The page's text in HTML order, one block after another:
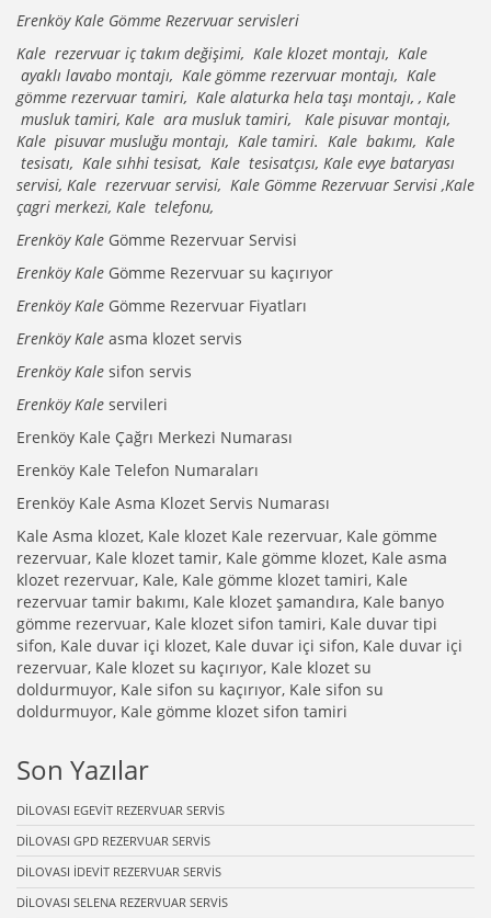
Erenköy Kale Gömme Rezervuar servisleri
Kale rezervuar iç takım değişimi, Kale klozet montajı, Kale
ayaklı lavabo montajı, Kale gömme rezervuar montajı, Kale
gömme rezervuar tamiri, Kale alaturka hela taşı montajı, , Kale
musluk tamiri, Kale ara musluk tamiri, Kale pisuvar montajı,
Kale pisuvar musluğu montajı, Kale tamiri. Kale bakımı, Kale
tesisatı, Kale sıhhi tesisat, Kale tesisatçısı, Kale evye bataryası
servisi, Kale rezervuar servisi, Kale Gömme Rezervuar Servisi ,Kale
çagri merkezi, Kale telefonu,
Erenköy Kale Gömme Rezervuar Servisi
Erenköy Kale Gömme Rezervuar su kaçırıyor
Erenköy Kale Gömme Rezervuar Fiyatları
Erenköy Kale asma klozet servis
Erenköy Kale sifon servis
Erenköy Kale servileri
Erenköy Kale Çağrı Merkezi Numarası
Erenköy Kale Telefon Numaraları
Erenköy Kale Asma Klozet Servis Numarası
Kale Asma klozet, Kale klozet Kale rezervuar, Kale gömme
rezervuar, Kale klozet tamir, Kale gömme klozet, Kale asma
klozet rezervuar, Kale, Kale gömme klozet tamiri, Kale
rezervuar tamir bakımı, Kale klozet şamandıra, Kale banyo
gömme rezervuar, Kale klozet sifon tamiri, Kale duvar tipi
sifon, Kale duvar içi klozet, Kale duvar içi sifon, Kale duvar içi
rezervuar, Kale klozet su kaçırıyor, Kale klozet su
doldurmuyor, Kale sifon su kaçırıyor, Kale sifon su
doldurmuyor, Kale gömme klozet sifon tamiri
Son Yazılar
DİLOVASI EGEVİT REZERVUAR SERVİS
DİLOVASI GPD REZERVUAR SERVİS
DİLOVASI İDEVİT REZERVUAR SERVİS
DİLOVASI SELENA REZERVUAR SERVİS